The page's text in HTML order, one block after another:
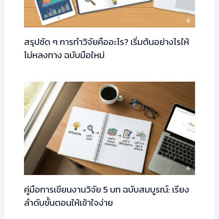
สรุปชัด ๆ การทำวิจัยคืออะไร? เริ่มต้นอย่างไรให้
ไม่หลงทาง ฉบับมือใหม่
คู่มือการเขียนงานวิจัย 5 บท ฉบับสมบูรณ์: เรียง
ลำดับขั้นตอนให้เข้าใจง่าย